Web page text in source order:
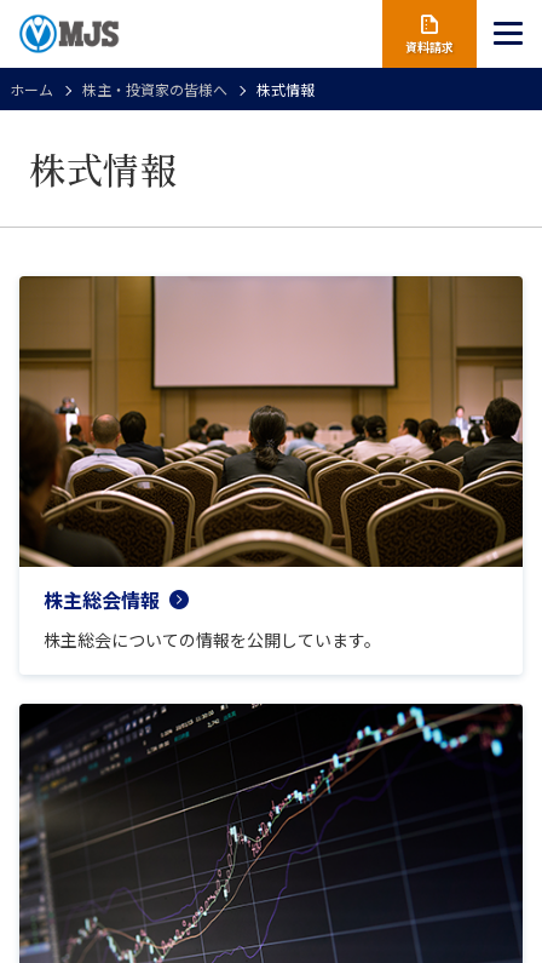
資料請求
ホーム 株主・投資家の皆様へ 株式情報
株式情報
株主総会情報
株主総会についての情報を公開しています。